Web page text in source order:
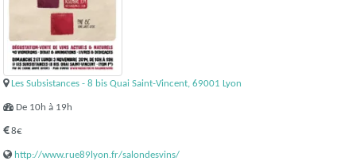
Les Subsistances - 8 bis Quai Saint-Vincent, 69001 Lyon
De 10h à 19h
8€
http://www.rue89lyon.fr/salondesvins/